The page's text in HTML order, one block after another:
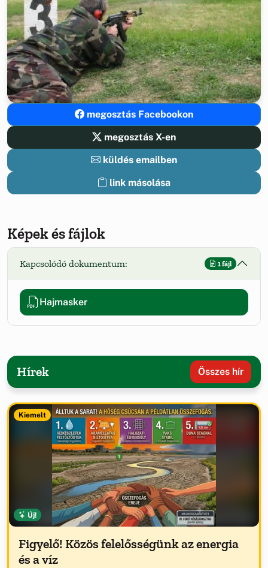
megosztás Facebookon
megosztás X-en
küldés emailben
link másolása
Képek és fájlok
Kapcsolódó dokumentum: 1 fájl
Hajmasker
Hírek Összes hír
Kiemelt
Új!
Figyelő! Közös felelősségünk az energia
és a víz